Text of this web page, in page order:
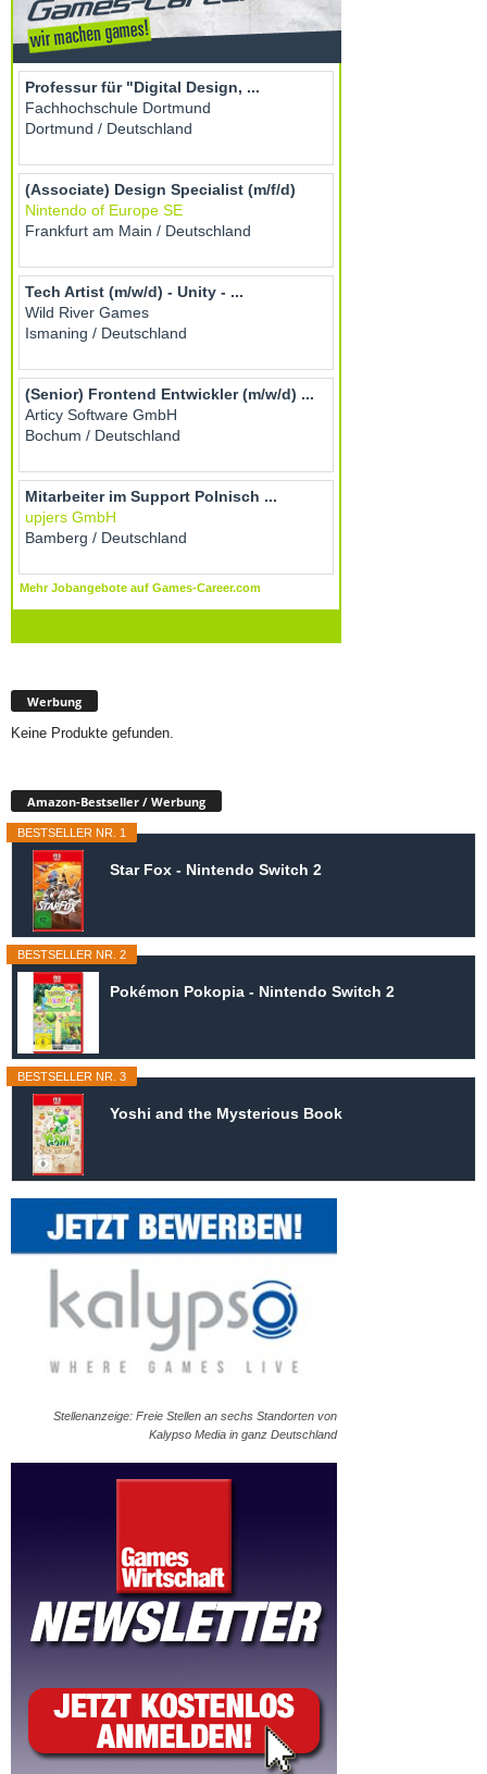
Werbung
Keine Produkte gefunden.
Amazon-Bestseller / Werbung
BESTSELLER NR. 1
Star Fox - Nintendo Switch 2
BESTSELLER NR. 2
Pokémon Pokopia - Nintendo Switch 2
BESTSELLER NR. 3
Yoshi and the Mysterious Book
Stellenanzeige: Freie Stellen an sechs Standorten von
Kalypso Media in ganz Deutschland